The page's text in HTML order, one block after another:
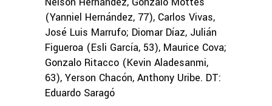
(Yanniel Hernández, 77), Carlos Vivas,
José Luis Marrufo; Diomar Díaz, Julián
Figueroa (Esli García, 53), Maurice Cova;
Gonzalo Ritacco (Kevin Aladesanmi,
63), Yerson Chacón, Anthony Uribe. DT:
Eduardo Saragó